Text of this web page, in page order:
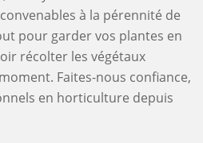
à la pérennité de
pour garder vos plantes en
récolter les végétaux
Faites-nous confiance,
en horticulture depuis